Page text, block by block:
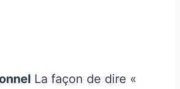
La façon de dire «